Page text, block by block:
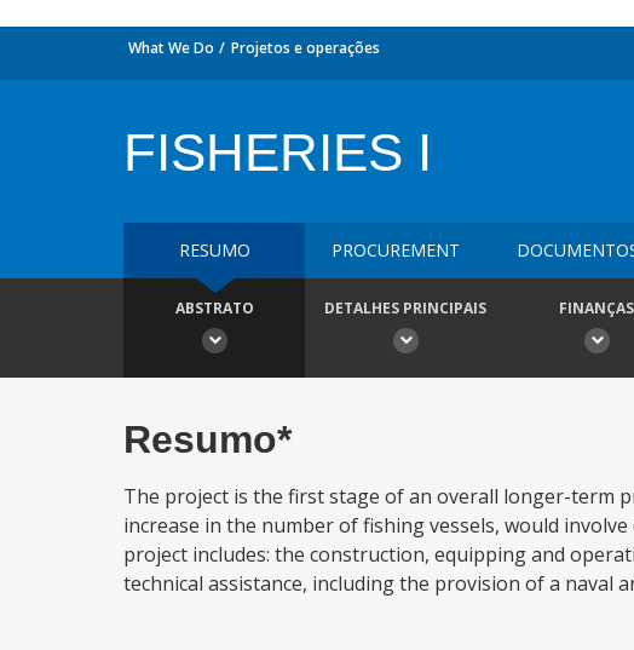
What We Do Projetos e operações
FISHERIES I
RESUMO PROCUREMENT
ABSTRATO DETALHES PRINCIPAIS FINANÇAS
Resumo*
The project is the first stage of an overall longer-term
increase in the number of fishing vessels, would
project includes: the construction, equipping and
technical assistance, including the provision of a naval